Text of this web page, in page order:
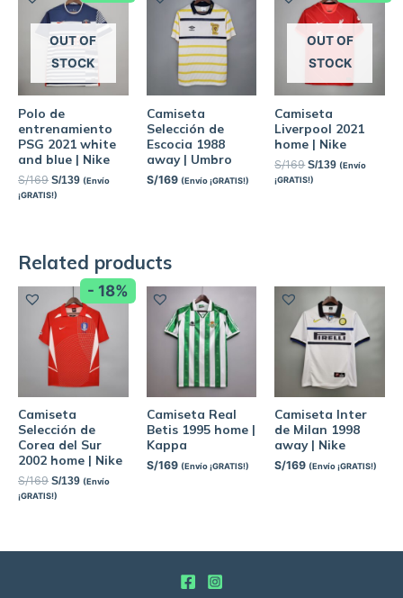
OUT OF
STOCK
Polo de
entrenamiento
PSG 2021 white
and blue | Nike
S/169 S/139 (Envío
¡GRATIS!)
Camiseta
Selección de
Escocia 1988
away | Umbro
S/169 (Envío ¡GRATIS!)
OUT OF
STOCK
Camiseta
Liverpool 2021
home | Nike
S/169 S/139 (Envío
¡GRATIS!)
Related products
- 18%
Camiseta
Selección de
Corea del Sur
2002 home | Nike
S/169 S/139 (Envío
¡GRATIS!)
Camiseta Real
Betis 1995 home |
Kappa
S/169 (Envío ¡GRATIS!)
Camiseta Inter
de Milan 1998
away | Nike
S/169 (Envío ¡GRATIS!)